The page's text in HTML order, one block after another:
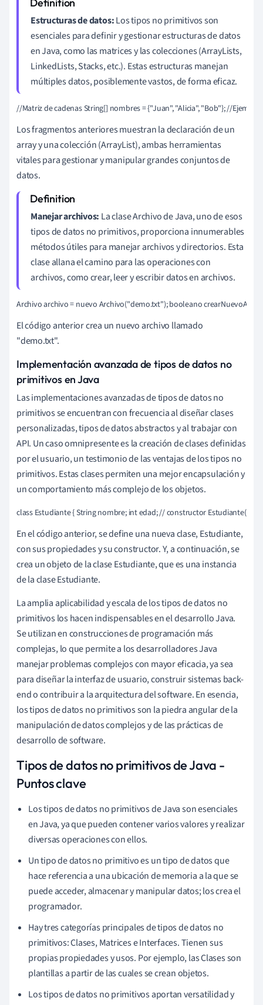
Estructuras de datos:Los tipos no primitivos son
esenciales para definir y gestionar estructuras de datos
en Java, como las matrices y las colecciones (ArrayLists,
LinkedLists, Stacks, etc.). Estas estructuras manejan
múltiples datos, posiblemente vastos, de forma eficaz.
//Matriz de cadenas String[] nombres = {"Juan", "Alicia", "Bob"}; //
Los fragmentos anteriores muestran la declaración de un
array y una colección (ArrayList), ambas herramientas
vitales para gestionar y manipular grandes conjuntos de
datos.
Manejar archivos: La clase Archivo de Java, uno de esos
tipos de datos no primitivos, proporciona innumerables
métodos útiles para manejar archivos y directorios. Esta
clase allana el camino para las operaciones con
archivos, como crear, leer y escribir datos en archivos.
Archivo archivo = nuevo Archivo("demo.txt"); booleano
El código anterior crea un nuevo archivo llamado
"demo.txt".
Implementación avanzada de tipos de datos no
primitivos en Java
Las implementaciones avanzadas de tipos de datos no
primitivos se encuentran con frecuencia al diseñar clases
personalizadas, tipos de datos abstractos y al trabajar con
API. Un caso omnipresente es la creación de clases definidas
por el usuario, un testimonio de las ventajas de los tipos no
primitivos. Estas clases permiten una mejor encapsulación y
un comportamiento más complejo de los objetos.
class Estudiante { String nombre; int edad; // constructor
En el código anterior, se define una nueva clase, Estudiante,
con sus propiedades y su constructor. Y, a continuación, se
crea un objeto de la clase Estudiante, que es una instancia
de la clase Estudiante.
La amplia aplicabilidad y escala de los tipos de datos no
primitivos los hacen indispensables en el desarrollo Java.
Se utilizan en construcciones de programación más
complejas, lo que permite a los desarrolladores Java
manejar problemas complejos con mayor eficacia, ya sea
para diseñar la interfaz de usuario, construir sistemas back-
end o contribuir a la arquitectura del software. En esencia,
los tipos de datos no primitivos son la piedra angular de la
manipulación de datos complejos y de las prácticas de
desarrollo de software.
Tipos de datos no primitivos de Java -
Puntos clave
Los tipos de datos no primitivos de Java son esenciales
en Java, ya que pueden contener varios valores y realizar
diversas operaciones con ellos.
Un tipo de datos no primitivo es un tipo de datos que
hace referencia a una ubicación de memoria a la que se
puede acceder, almacenar y manipular datos; los crea el
programador.
Hay tres categorías principales de tipos de datos no
primitivos: Clases, Matrices e Interfaces. Tienen sus
propias propiedades y usos. Por ejemplo, las Clases son
plantillas a partir de las cuales se crean objetos.
Los tipos de datos no primitivos aportan versatilidad y